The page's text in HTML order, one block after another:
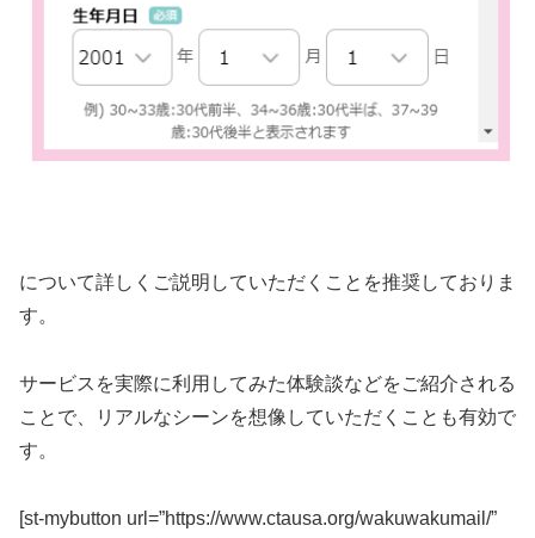
について詳しくご説明していただくことを推奨しておりま
す。
サービスを実際に利用してみた体験談などをご紹介される
ことで、リアルなシーンを想像していただくことも有効で
す。
[st-mybutton url=”https://www.ctausa.org/wakuwakumail/”